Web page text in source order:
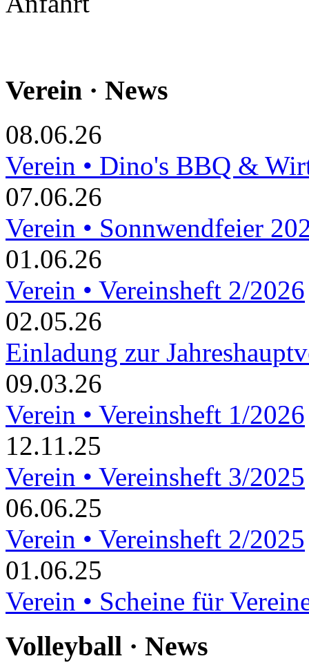
Verein · News
08.06.26
Verein • Dino's BBQ &
07.06.26
Verein • Sonnwendfeier
01.06.26
Verein • Vereinsheft 2/2026
02.05.26
Einladung zur
09.03.26
Verein • Vereinsheft 1/2026
12.11.25
Verein • Vereinsheft 3/2025
06.06.25
Verein • Vereinsheft 2/2025
01.06.25
Verein • Scheine für
Volleyball · News